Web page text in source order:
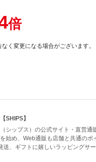
倍
く変更になる場合がございます。
SHIPS】
シップス）の公式サイト・直営通
始め、Web通販も店舗と共通のポ
、ギフトに嬉しいラッピングサ